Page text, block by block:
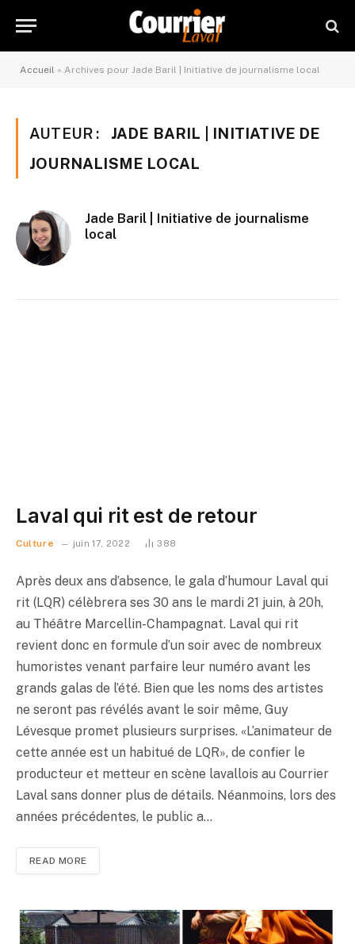
Accueil » Archives pour Jade Baril | Initiative de journalisme local
AUTEUR :
JADE BARIL | INITIATIVE DE
JOURNALISME LOCAL
Jade Baril | Initiative de journalisme
local
Laval qui rit est de retour
Culture juin 17, 2022 388
Après deux ans d’absence, le gala d’humour Laval qui
rit (LQR) célèbrera ses 30 ans le mardi 21 juin, à 20h,
au Théâtre Marcellin-Champagnat. Laval qui rit
revient donc en formule d’un soir avec de nombreux
humoristes venant parfaire leur numéro avant les
grands galas de l’été. Bien que les noms des artistes
ne seront pas révélés avant le soir même, Guy
Lévesque promet plusieurs surprises. «L’animateur de
cette année est un habitué de LQR», de confier le
producteur et metteur en scène lavallois au Courrier
Laval sans donner plus de détails. Néanmoins, lors des
années précédentes, le public a…
READ MORE